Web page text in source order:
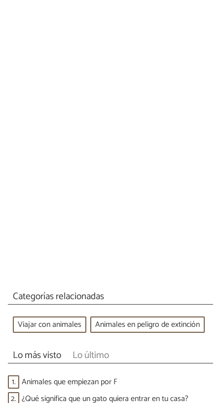
Categorías relacionadas
Viajar con animales Animales en peligro de extinción
Lo más visto Lo último
1. Animales que empiezan por F
2. ¿Qué significa que un gato quiera entrar en tu casa?